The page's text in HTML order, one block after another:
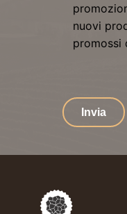
nuovi
promossi
Invia